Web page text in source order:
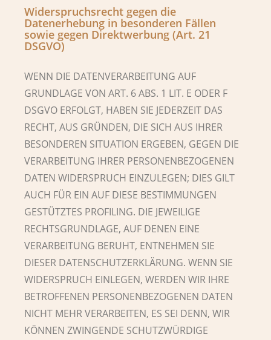
Widerspruchsrecht gegen die
Datenerhebung in besonderen Fällen
sowie gegen Direktwerbung (Art. 21
DSGVO)
WENN DIE DATENVERARBEITUNG AUF
GRUNDLAGE VON ART. 6 ABS. 1 LIT. E ODER F
DSGVO ERFOLGT, HABEN SIE JEDERZEIT DAS
RECHT, AUS GRÜNDEN, DIE SICH AUS IHRER
BESONDEREN SITUATION ERGEBEN, GEGEN DIE
VERARBEITUNG IHRER PERSONENBEZOGENEN
DATEN WIDERSPRUCH EINZULEGEN; DIES GILT
AUCH FÜR EIN AUF DIESE BESTIMMUNGEN
GESTÜTZTES PROFILING. DIE JEWEILIGE
RECHTSGRUNDLAGE, AUF DENEN EINE
VERARBEITUNG BERUHT, ENTNEHMEN SIE
DIESER DATENSCHUTZERKLÄRUNG. WENN SIE
WIDERSPRUCH EINLEGEN, WERDEN WIR IHRE
BETROFFENEN PERSONENBEZOGENEN DATEN
NICHT MEHR VERARBEITEN, ES SEI DENN, WIR
KÖNNEN ZWINGENDE SCHUTZWÜRDIGE